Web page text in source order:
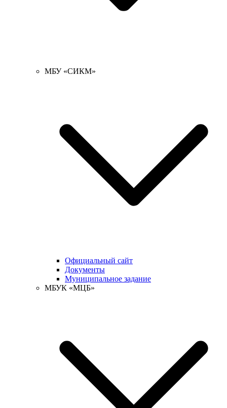
МБУ «СИКМ»
Официальный сайт
Документы
Муниципальное задание
МБУК «МЦБ»